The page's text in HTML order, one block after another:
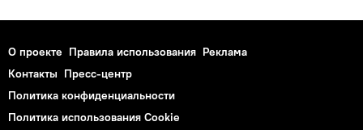
О проекте Правила использования Реклама
Контакты Пресс-центр
Политика конфиденциальности
Политика использования Cookie